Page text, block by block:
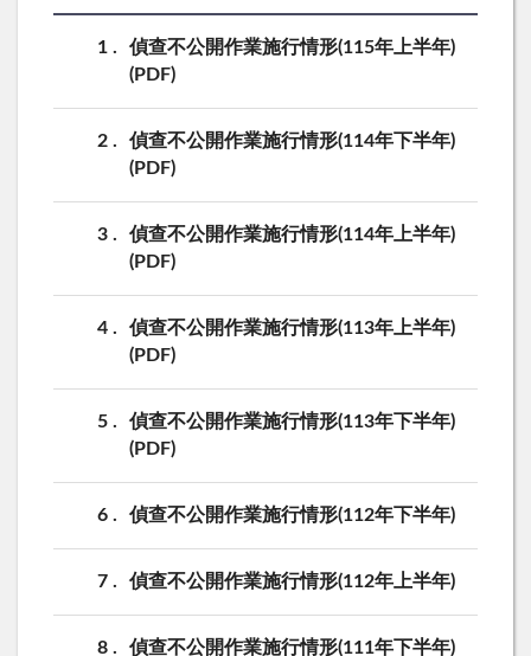
1
偵查不公開作業施行情形(115年上半年)
(PDF)
2
偵查不公開作業施行情形(114年下半年)
(PDF)
3
偵查不公開作業施行情形(114年上半年)
(PDF)
4
偵查不公開作業施行情形(113年上半年)
(PDF)
5
偵查不公開作業施行情形(113年下半年)
(PDF)
6 偵查不公開作業施行情形(112年下半年)
7 偵查不公開作業施行情形(112年上半年)
8 偵查不公開作業施行情形(111年下半年)